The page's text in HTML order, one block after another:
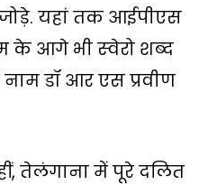
यहां तक आईपीएस
के आगे भी स्‍वेरो शब्‍द
डॉ आर एस प्रवीण
तेलंगाना में पूरे दलित